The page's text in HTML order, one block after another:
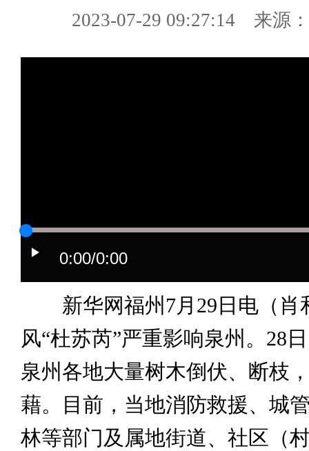
2023-07-29 09:27:14 来源
0:00/0:00
新华网福州7月29日电（肖
风“杜苏芮”严重影响泉州。28
泉州各地大量树木倒伏、断枝
藉。目前，当地消防救援、城
林等部门及属地街道、社区（